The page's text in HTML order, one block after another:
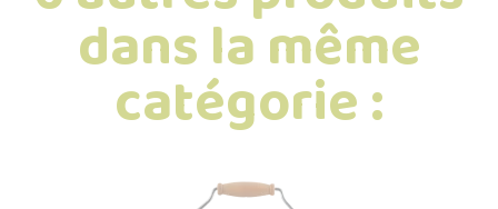
dans la même
catégorie :